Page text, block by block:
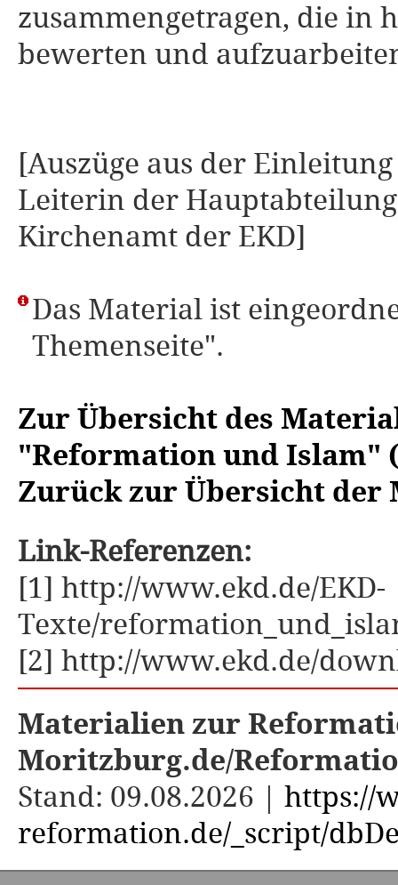
zusammengetragen, die in
bewerten und
[Auszüge aus der
Leiterin der
Kirchenamt der EKD]
Das Material ist
Themenseite".
Zur Übersicht des
"Reformation und Islam"
Zurück zur Übersicht der
Link-Referenzen:
[1] http://www.ekd.de/EKD-
Texte/
[2] http://www.ekd.de/
Materialien zur
Moritzburg.de/
Stand: 09.08.2026 | https://
reformation.de/_script/